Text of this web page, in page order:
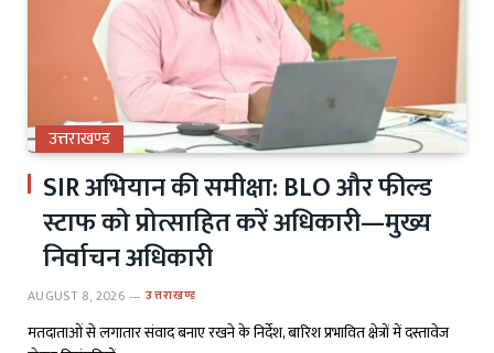
उत्तराखण्ड
SIR अभियान की समीक्षा: BLO और फील्ड
स्टाफ को प्रोत्साहित करें अधिकारी—मुख्य
निर्वाचन अधिकारी
AUGUST 8, 2026 उत्तराखण्ड
मतदाताओं से लगातार संवाद बनाए रखने के निर्देश, बारिश प्रभावित क्षेत्रों में दस्तावेज